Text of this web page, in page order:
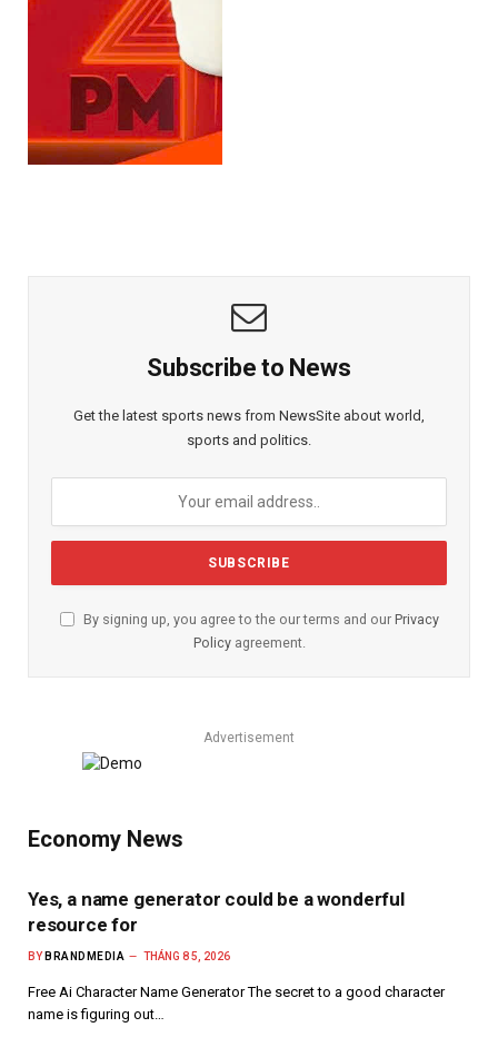
Subscribe to News
Get the latest sports news from NewsSite about world,
sports and politics.
By signing up, you agree to the our terms and our Privacy
Policyagreement.
Advertisement
Economy News
Yes, a name generator could be a wonderful
resource for
BY BRANDMEDIA THÁNG 8 5, 2026
Free Ai Character Name Generator The secret to a good character
name is figuring out…